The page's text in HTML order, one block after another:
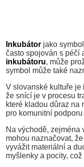
Inkubátor jako
často spojován s péčí
inkubátoru, může
symbol může také
V slovanské kultuře je
že snící je v procesu
které kladou důraz na
pro komunitní
Na východě, zejména
mohou naznačovat,
vyvážit materiální a
myšlenky a pocity, což